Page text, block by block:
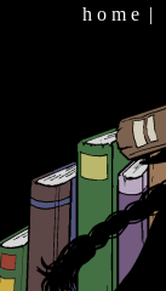
h o m e |